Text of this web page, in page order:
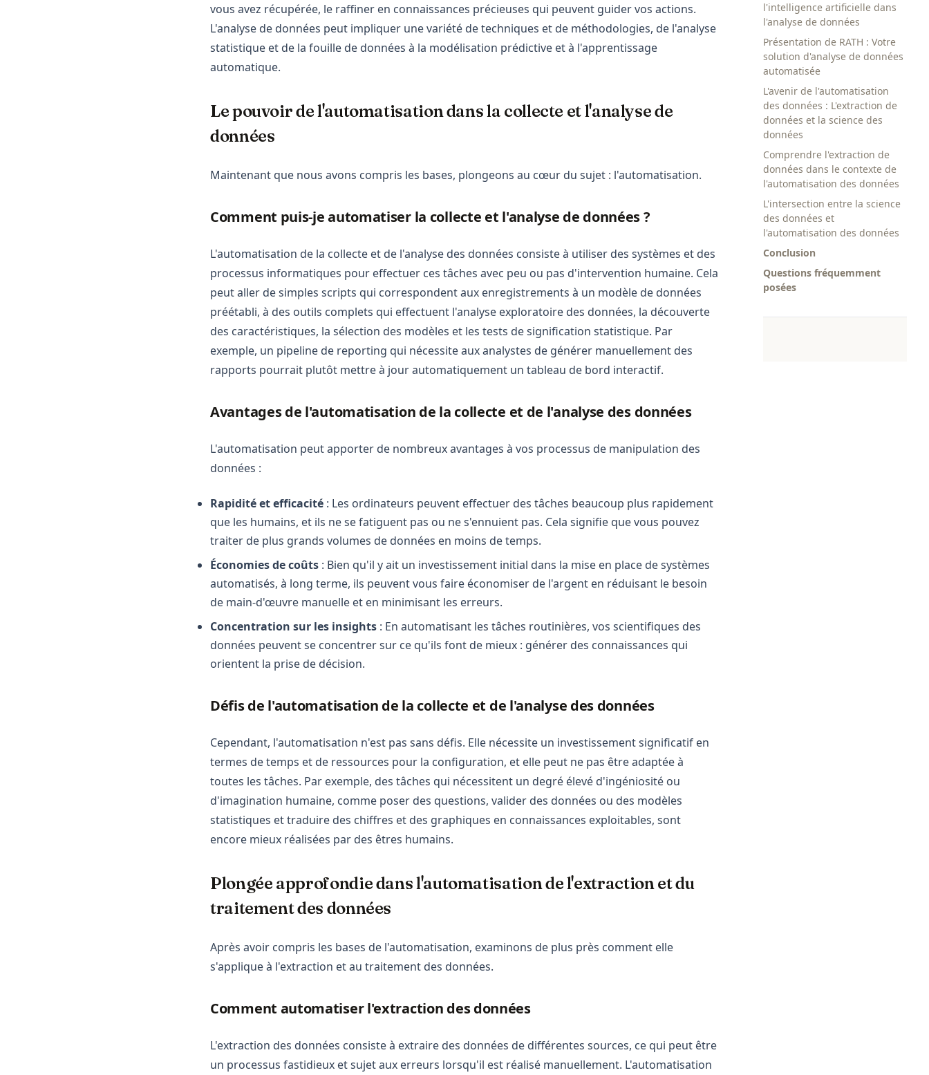
l'intelligence artificielle dans
l'analyse de données
Présentation de RATH : Votre
solution d'analyse de données
automatisée
L'avenir de l'automatisation
des données : L'extraction de
données et la science des
données
Comprendre l'extraction de
données dans le contexte de
l'automatisation des données
L'intersection entre la science
des données et
l'automatisation des données
Conclusion
Questions fréquemment
posées
vous avez récupérée, le raffiner en connaissances précieuses qui peuvent guider vos actions.
L'analyse de données peut impliquer une variété de techniques et de méthodologies, de l'analyse
statistique et de la fouille de données à la modélisation prédictive et à l'apprentissage
automatique.
Le pouvoir de l'automatisation dans la collecte et l'analyse de
données
Maintenant que nous avons compris les bases, plongeons au cœur du sujet : l'automatisation.
Comment puis-je automatiser la collecte et l'analyse de données ?
L'automatisation de la collecte et de l'analyse des données consiste à utiliser des systèmes et des
processus informatiques pour effectuer ces tâches avec peu ou pas d'intervention humaine. Cela
peut aller de simples scripts qui correspondent aux enregistrements à un modèle de données
préétabli, à des outils complets qui effectuent l'analyse exploratoire des données, la découverte
des caractéristiques, la sélection des modèles et les tests de signification statistique. Par
exemple, un pipeline de reporting qui nécessite aux analystes de générer manuellement des
rapports pourrait plutôt mettre à jour automatiquement un tableau de bord interactif.
Avantages de l'automatisation de la collecte et de l'analyse des données
L'automatisation peut apporter de nombreux avantages à vos processus de manipulation des
données :
Rapidité et efficacité : Les ordinateurs peuvent effectuer des tâches beaucoup plus rapidement
que les humains, et ils ne se fatiguent pas ou ne s'ennuient pas. Cela signifie que vous pouvez
traiter de plus grands volumes de données en moins de temps.
Économies de coûts : Bien qu'il y ait un investissement initial dans la mise en place de systèmes
automatisés, à long terme, ils peuvent vous faire économiser de l'argent en réduisant le besoin
de main-d'œuvre manuelle et en minimisant les erreurs.
Concentration sur les insights : En automatisant les tâches routinières, vos scientifiques des
données peuvent se concentrer sur ce qu'ils font de mieux : générer des connaissances qui
orientent la prise de décision.
Défis de l'automatisation de la collecte et de l'analyse des données
Cependant, l'automatisation n'est pas sans défis. Elle nécessite un investissement significatif en
termes de temps et de ressources pour la configuration, et elle peut ne pas être adaptée à
toutes les tâches. Par exemple, des tâches qui nécessitent un degré élevé d'ingéniosité ou
d'imagination humaine, comme poser des questions, valider des données ou des modèles
statistiques et traduire des chiffres et des graphiques en connaissances exploitables, sont
encore mieux réalisées par des êtres humains.
Plongée approfondie dans l'automatisation de l'extraction et du
traitement des données
Après avoir compris les bases de l'automatisation, examinons de plus près comment elle
s'applique à l'extraction et au traitement des données.
Comment automatiser l'extraction des données
L'extraction des données consiste à extraire des données de différentes sources, ce qui peut être
un processus fastidieux et sujet aux erreurs lorsqu'il est réalisé manuellement. L'automatisation